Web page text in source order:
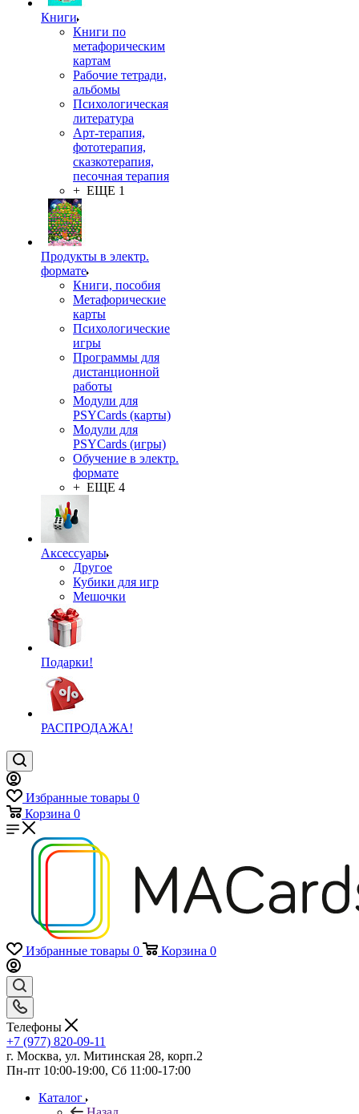
Книги
Книги по
метафорическим
картам
Рабочие тетради,
альбомы
Психологическая
литература
Арт-терапия,
фототерапия,
сказкотерапия,
песочная терапия
+ ЕЩЕ 1
Продукты в электр.
формате
Книги, пособия
Метафорические
карты
Психологические
игры
Программы для
дистанционной
работы
Модули для
PSYCards (карты)
Модули для
PSYCards (игры)
Обучение в электр.
формате
+ ЕЩЕ 4
Аксессуары
Другое
Кубики для игр
Мешочки
Подарки!
РАСПРОДАЖА!
Избранные товары 0
Корзина 0
Избранные товары 0 Корзина 0
Телефоны
+7 (977) 820-09-11
г. Москва, ул. Митинская 28, корп.2
Пн-пт 10:00-19:00, Сб 11:00-17:00
Каталог